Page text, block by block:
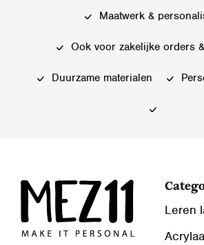
worden
Maatwerk &
Ook voor zakelijke orders
Duurzame materialen
Leren